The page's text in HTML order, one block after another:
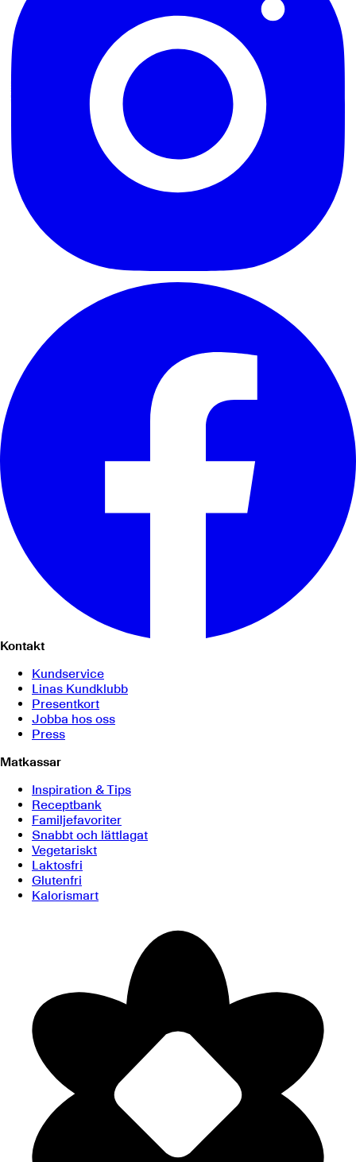
Kontakt
Kundservice
Linas Kundklubb
Presentkort
Jobba hos oss
Press
Matkassar
Inspiration & Tips
Receptbank
Familjefavoriter
Snabbt och lättlagat
Vegetariskt
Laktosfri
Glutenfri
Kalorismart